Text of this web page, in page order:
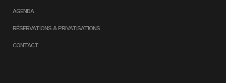
AGENDA
RÉSERVATIONS & PRIVATISATIONS
CONTACT